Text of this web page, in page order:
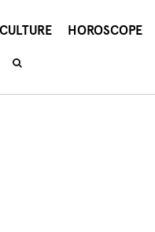
CULTURE HOROSCOPE